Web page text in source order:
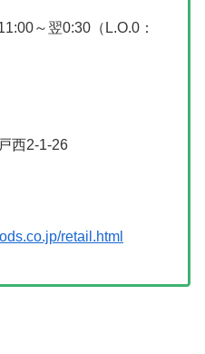
～翌0:30（L.O.0：
西2-1-26
retail.html